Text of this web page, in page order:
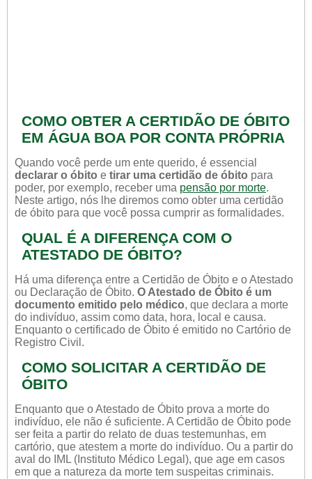
COMO OBTER A CERTIDÃO DE ÓBITO
EM ÁGUA BOA POR CONTA PRÓPRIA
Quando você perde um ente querido, é essencial
declarar o óbito e tirar uma certidão de óbito para
poder, por exemplo, receber uma pensão por morte.
Neste artigo, nós lhe diremos como obter uma certidão
de óbito para que você possa cumprir as formalidades.
QUAL É A DIFERENÇA COM O
ATESTADO DE ÓBITO?
Há uma diferença entre a Certidão de Óbito e o Atestado
ou Declaração de Óbito. O Atestado de Óbito é um
documento emitido pelo médico, que declara a morte
do indivíduo, assim como data, hora, local e causa.
Enquanto o certificado de Óbito é emitido no Cartório de
Registro Civil.
COMO SOLICITAR A CERTIDÃO DE
ÓBITO
Enquanto que o Atestado de Óbito prova a morte do
indivíduo, ele não é suficiente. A Certidão de Óbito pode
ser feita a partir do relato de duas testemunhas, em
cartório, que atestem a morte do indivíduo. Ou a partir do
aval do IML (Instituto Médico Legal), que age em casos
em que a natureza da morte tem suspeitas criminais.